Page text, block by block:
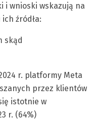
i wnioski wskazują na
źródła:
skąd
r. platformy Meta
przez klientów
istotnie w
r. (64%)